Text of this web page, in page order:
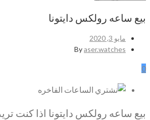
بيع ساعه رولكس دايتونا
مايو 3, 2020
Byaser.watches
0
بيع ساعه رولكس دايتونا اذا كنت